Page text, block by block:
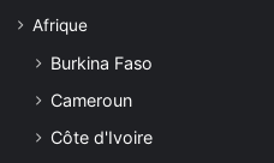
Afrique
Burkina Faso
Cameroun
Côte d'Ivoire